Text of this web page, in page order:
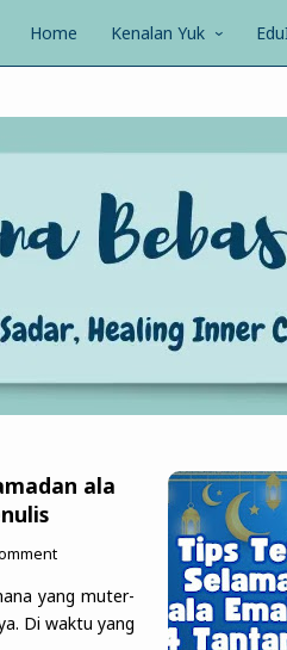
Home Kenalan Yuk
ala
yang muter-
Di waktu yang